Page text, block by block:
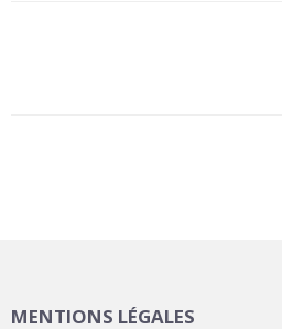
MENTIONS LÉGALES